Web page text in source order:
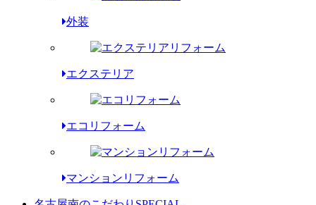
外装
エクステリア
エコリフォーム
マンションリフォーム